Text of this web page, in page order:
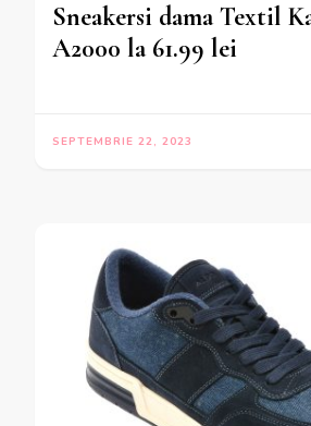
Sneakersi dama Textil
A2000 la 61.99 lei
SEPTEMBRIE 22, 2023